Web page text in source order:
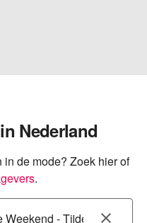
Nederland
de mode? Zoek hier of
.